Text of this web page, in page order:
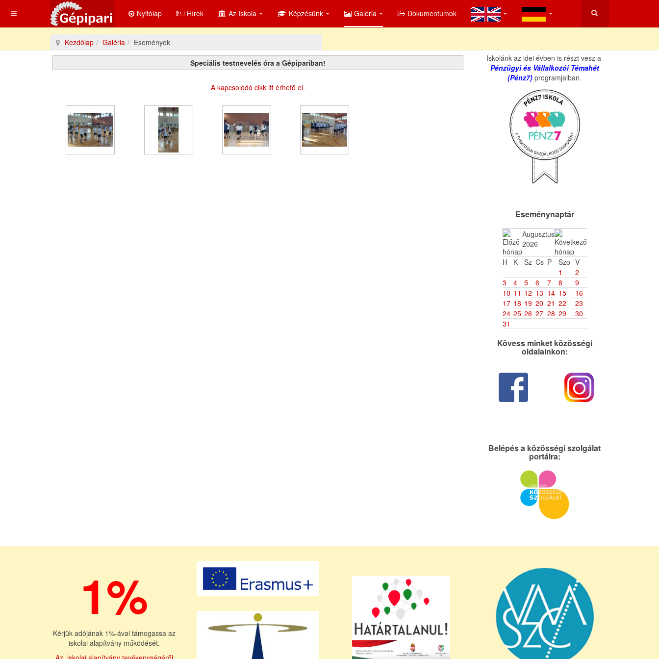
Nyitólap Hírek Az Iskola Képzésünk Galéria Dokumentumok
Kezdőlap Galéria Események
Speciális testnevelés óra a Gépipariban!
A kapcsolódó cikk itt érhető el.
Iskolánk az idei évben is részt vesz a
Pénzügyi és Vállalkozói Témahét
(Pénz7) programjaiban.
Eseménynaptár
Augusztus
2026
H
K Sz Cs P Szo V
1
2
3
4 5 6 7 8
9
10 11 12 13 14 15
16
17 18 19 20 21 22
23
24 25 26 27 28 29
30
31
Kövess minket közösségi
oldalainkon:
Belépés a közösségi szolgálat
portálra:
1%
Kérjük adójának 1%-ával támogassa az
iskolai alapítvány működését.